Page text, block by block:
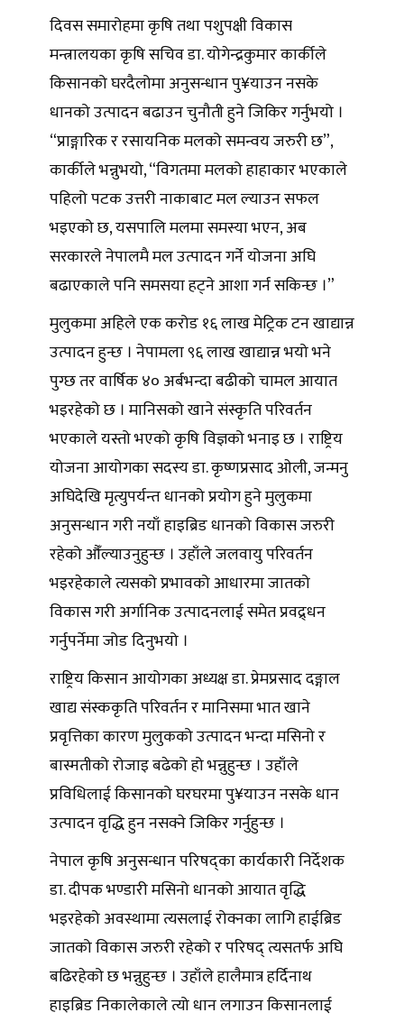
दिवस समारोहमा कृषि तथा पशुपक्षी विकास
मन्त्रालयका कृषि सचिव डा. योगेन्द्रकुमार कार्कीले
किसानको घरदैलोमा अनुसन्धान पु¥याउन नसके
धानको उत्पादन बढाउन चुनौती हुने जिकिर गर्नुभयो ।
“प्राङ्गारिक र रसायनिक मलको समन्वय जरुरी छ”,
कार्कीले भन्नुभयो, “विगतमा मलको हाहाकार भएकाले
पहिलो पटक उत्तरी नाकाबाट मल ल्याउन सफल
भइएको छ, यसपालि मलमा समस्या भएन, अब
सरकारले नेपालमै मल उत्पादन गर्ने योजना अघि
बढाएकाले पनि समसया हट्ने आशा गर्न सकिन्छ ।”
मुलुकमा अहिले एक करोड १६ लाख मेट्रिक टन खाद्यान्न
उत्पादन हुन्छ । नेपामला ९६ लाख खाद्यान्न भयो भने
पुग्छ तर वार्षिक ४० अर्बभन्दा बढीको चामल आयात
भइरहेको छ । मानिसको खाने संस्कृति परिवर्तन
भएकाले यस्तो भएको कृषि विज्ञको भनाइ छ । राष्ट्रिय
योजना आयोगका सदस्य डा. कृष्णप्रसाद ओली, जन्मनु
अघिदेखि मृत्युपर्यन्त धानको प्रयोग हुने मुलुकमा
अनुसन्धान गरी नयाँ हाइब्रिड धानको विकास जरुरी
रहेको औँल्याउनुहुन्छ । उहाँले जलवायु परिवर्तन
भइरहेकाले त्यसको प्रभावको आधारमा जातको
विकास गरी अर्गानिक उत्पादनलाई समेत प्रवद्र्धन
गर्नुपर्नेमा जोड दिनुभयो ।
राष्ट्रिय किसान आयोगका अध्यक्ष डा. प्रेमप्रसाद दङ्गाल
खाद्य संस्ककृति परिवर्तन र मानिसमा भात खाने
प्रवृत्तिका कारण मुलुकको उत्पादन भन्दा मसिनो र
बास्मतीको रोजाइ बढेको हो भन्नुहुन्छ । उहाँले
प्रविधिलाई किसानको घरघरमा पु¥याउन नसके धान
उत्पादन वृद्धि हुन नसक्ने जिकिर गर्नुहुन्छ ।
नेपाल कृषि अनुसन्धान परिषद्का कार्यकारी निर्देशक
डा. दीपक भण्डारी मसिनो धानको आयात वृद्धि
भइरहेको अवस्थामा त्यसलाई रोक्नका लागि हाईब्रिड
जातको विकास जरुरी रहेको र परिषद् त्यसतर्फ अघि
बढिरहेको छ भन्नुहुन्छ । उहाँले हालैमात्र हर्दिनाथ
हाइब्रिड निकालेकाले त्यो धान लगाउन किसानलाई